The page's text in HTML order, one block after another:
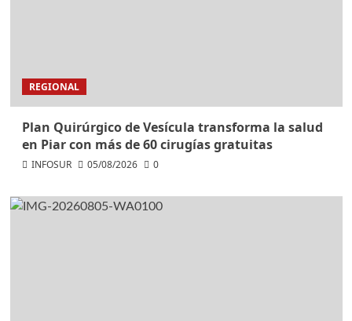
REGIONAL
Plan Quirúrgico de Vesícula transforma la salud
en Piar con más de 60 cirugías gratuitas
INFOSUR 05/08/2026 0